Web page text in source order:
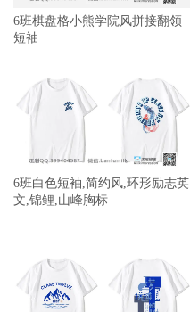
6班棋盘格小熊学院风拼接翻领
短袖
6班白色短袖,简约风,环形励志英
文,锦鲤,山峰胸标